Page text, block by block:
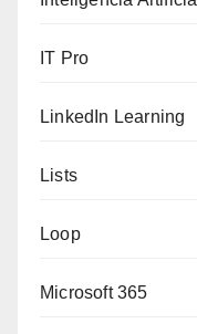
IT Pro
LinkedIn Learning
Lists
Loop
Microsoft 365